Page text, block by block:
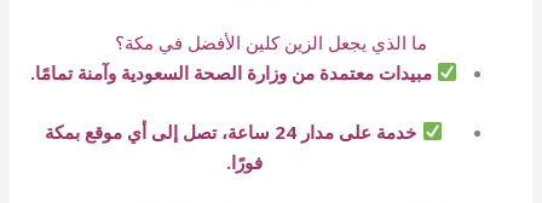
ما الذي يجعل الزين كلين الأفضل في مكة؟
مبيدات معتمدة من وزارة الصحة السعودية وآمنة تمامًا.
خدمة على مدار 24 ساعة، تصل إلى أي موقع بمكة
فورًا.